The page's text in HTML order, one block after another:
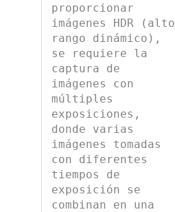
proporcionar
imágenes HDR (alto
rango dinámico),
se requiere la
captura de
imágenes con
múltiples
exposiciones,
donde varias
imágenes tomadas
con diferentes
tiempos de
exposición se
combinan en una